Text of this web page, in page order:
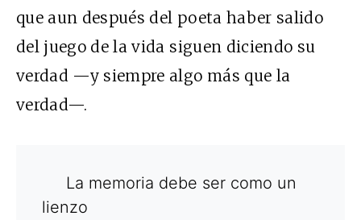
que aun después del poeta haber salido
del juego de la vida siguen diciendo su
verdad —y siempre algo más que la
verdad—.
La memoria debe ser como un
lienzo